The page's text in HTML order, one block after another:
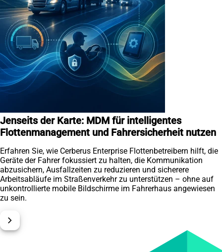
Jenseits der Karte: MDM für intelligentes
Flottenmanagement und Fahrersicherheit nutzen
Erfahren Sie, wie Cerberus Enterprise Flottenbetreibern hilft, die
Geräte der Fahrer fokussiert zu halten, die Kommunikation
abzusichern, Ausfallzeiten zu reduzieren und sicherere
Arbeitsabläufe im Straßenverkehr zu unterstützen – ohne auf
unkontrollierte mobile Bildschirme im Fahrerhaus angewiesen
zu sein.
chevron_right